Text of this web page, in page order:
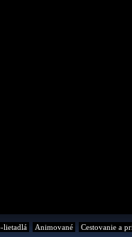
lietadlá Animované Cestovanie a